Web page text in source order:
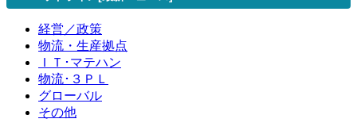
経営／政策
物流・生産拠点
ＩＴ･マテハン
物流･３ＰＬ
グローバル
その他